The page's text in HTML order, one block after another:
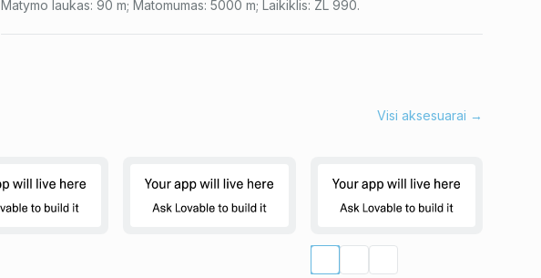
Matymo laukas: 90 m; Matomumas: 5000 m; Laikiklis: ZL 990.
Visi aksesuarai →